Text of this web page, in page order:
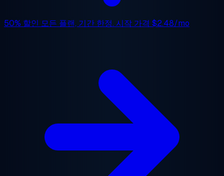
50% 할인 모든 플랜, 기간 한정. 시작 가격 $2.48/mo